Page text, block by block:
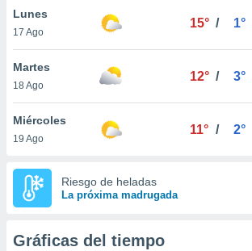
únicos
similares
como
sitio
de
posible
traten tus
en
interés
Para
su
Lunes
17 Ago
15° / 1°
Martes
18 Ago
12° / 3°
Miércoles
19 Ago
11° / 2°
Riesgo de heladas
La próxima madrugada
Gráficas del tiempo